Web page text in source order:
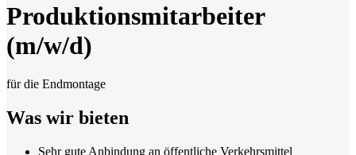
Produktionsmitarbeiter
(m/w/d)
für die Endmontage
Was wir bieten
Sehr gute Anbindung an öffentliche Verkehrsmittel